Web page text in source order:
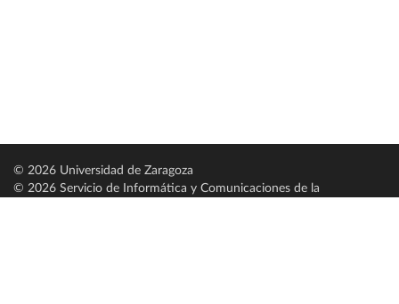
© 2026 Universidad de Zaragoza
© 2026 Servicio de Informática y Comunicaciones de la